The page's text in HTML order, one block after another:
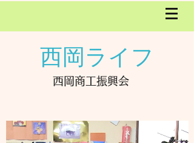
西岡ライフ
西岡商工振興会